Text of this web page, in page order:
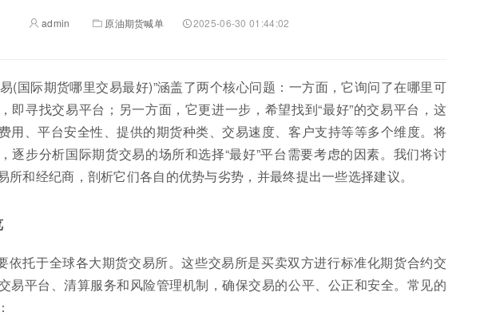
admin 原油期货喊单 2025-06-30 01:44:02
(国际期货哪里交易最好)”涵盖了两个核心问题：一方面，它询问了在哪里可
即寻找交易平台；另一方面，它更进一步，希望找到“最好”的交易平台，这
用、平台安全性、提供的期货种类、交易速度、客户支持等等多个维度。将
逐步分析国际期货交易的场所和选择“最好”平台需要考虑的因素。我们将讨
所和经纪商，剖析它们各自的优势与劣势，并最终提出一些选择建议。
依托于全球各大期货交易所。这些交易所是买卖双方进行标准化期货合约交
易平台、清算服务和风险管理机制，确保交易的公平、公正和安全。常见的